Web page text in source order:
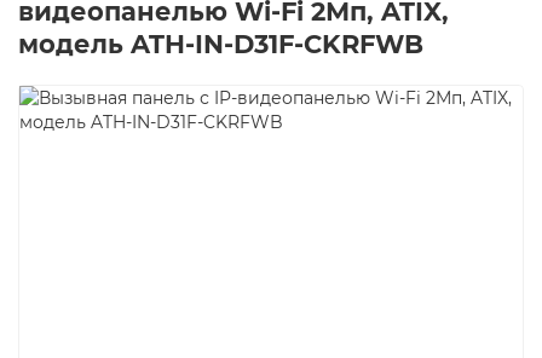
видеопанелью Wi-Fi 2Мп, ATIX,
модель ATH-IN-D31F-CKRFWB